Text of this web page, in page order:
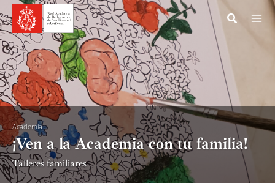
al
contenido
Academia
¡Ven a la Academia con tu familia!
Talleres familiares